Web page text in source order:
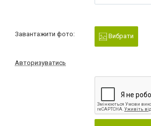
Завантажити фото: Вибрати
Авторизуватись